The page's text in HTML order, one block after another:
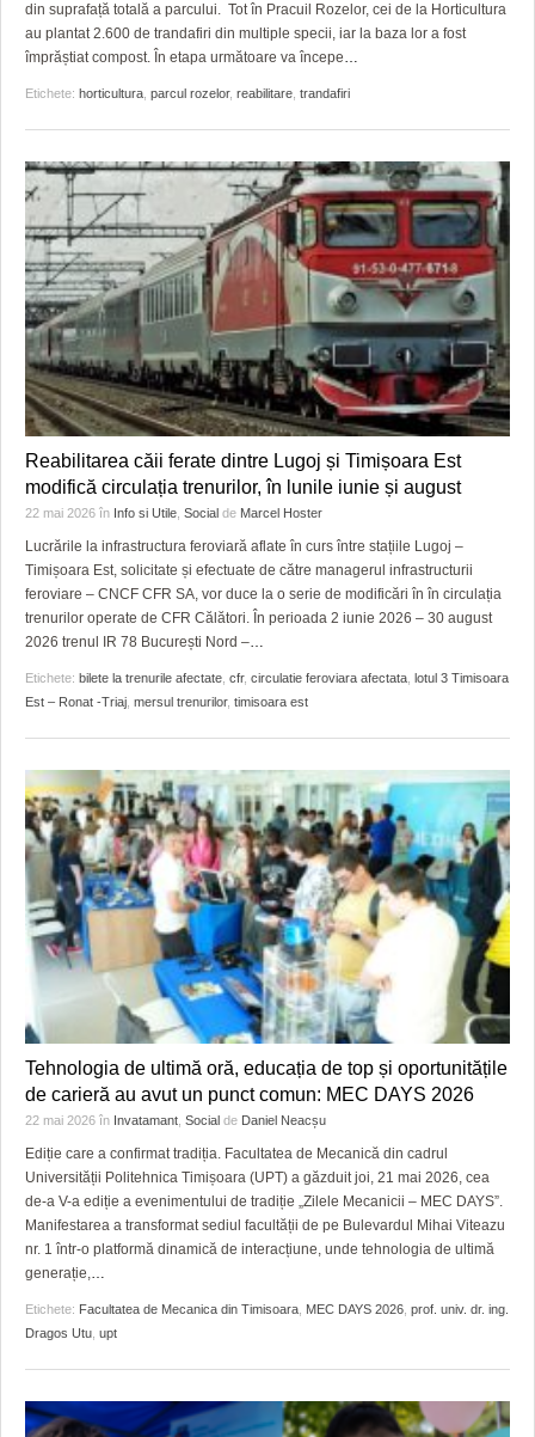
din suprafață totală a parcului. Tot în Pracuil Rozelor, cei de la Horticultura
au plantat 2.600 de trandafiri din multiple specii, iar la baza lor a fost
împrăștiat compost. În etapa următoare va începe…
Etichete: horticultura parcul rozelor, reabilitare trandafiri
Reabilitarea căii ferate dintre Lugoj și Timișoara Est
modifică circulația trenurilor, în lunile iunie și august
22 mai 2026 în Info si Utile Social de Marcel Hoster
Lucrările la infrastructura feroviară aflate în curs între stațiile Lugoj –
Timișoara Est, solicitate și efectuate de către managerul infrastructurii
feroviare – CNCF CFR SA, vor duce la o serie de modificări în în circulația
trenurilor operate de CFR Călători. În perioada 2 iunie 2026 – 30 august
2026 trenul IR 78 București Nord –
Etichete: bilete la trenurile afectate cfr, circulatie feroviara afectata lotul 3 Timisoara
Est – Ronat -Triaj mersul trenurilor, timisoara est
Tehnologia de ultimă oră, educația de top și oportunitățile
de carieră au avut un punct comun: MEC DAYS 2026
22 mai 2026 în Invatamant Social de Daniel Neacșu
Ediție care a confirmat tradiția. Facultatea de Mecanică din cadrul
Universității Politehnica Timișoara (UPT) a găzduit joi, 21 mai 2026, cea
de-a V-a ediție a evenimentului de tradiție „Zilele Mecanicii – MEC DAYS”.
Manifestarea a transformat sediul facultății de pe Bulevardul Mihai Viteazu
nr. 1 într-o platformă dinamică de interacțiune, unde tehnologia de ultimă
generație,…
Etichete: Facultatea de Mecanica din Timisoara MEC DAYS 2026 prof. univ. dr. ing.
Dragos Utu upt